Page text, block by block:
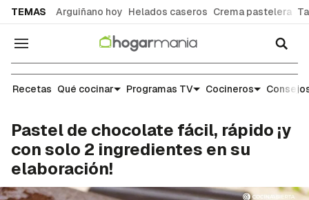
TEMAS Arguiñano hoy Helados caseros Crema pastelera
Navegación
Recetas
Recetas Qué cocinar Programas TV Cocineros
Pastel de chocolate fácil, rápido ¡y
con solo 2 ingredientes en su
elaboración!